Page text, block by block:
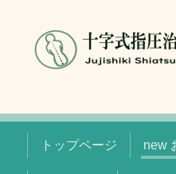
トップページ new